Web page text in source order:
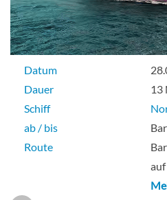
The Haven Owner’s Suite
Balcony-[H5]
The Haven 2-Bedroom
Datum
Dauer
13
Schiff
ab / bis
Route